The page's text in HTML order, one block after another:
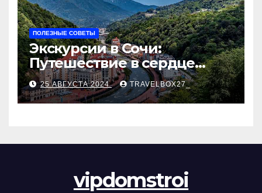
ПОЛЕЗНЫЕ СОВЕТЫ
Экскурсии в Сочи:
Путешествие в сердце
Черноморского курорта
25 АВГУСТА 2024 TRAVELBOX27_
vipdomstroi